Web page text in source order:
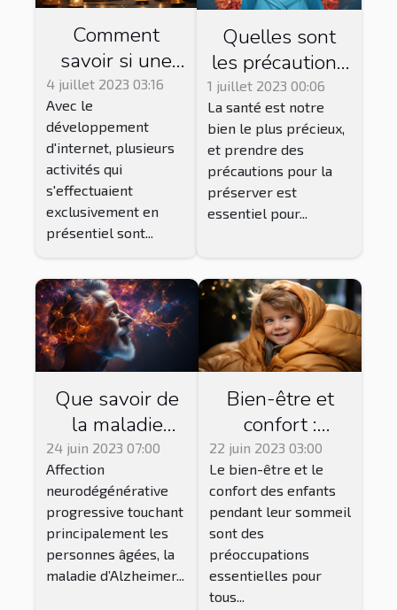
Comment
savoir si une
voyante en
ligne est fiable
?
4 juillet 2023 03:16
Avec le
développement
d'internet, plusieurs
activités qui
s'effectuaient
exclusivement en
présentiel sont...
Quelles sont
les précautions
à prendre pour
rester
continuellement
en bonne santé
?
1 juillet 2023 00:06
La santé est notre
bien le plus précieux,
et prendre des
précautions pour la
préserver est
essentiel pour...
Que savoir de
la maladie
d'Alzheimer et
des traitements
disponibles ?
24 juin 2023 07:00
Affection
neurodégénérative
progressive touchant
principalement les
personnes âgées, la
maladie d’Alzheimer...
Bien-être et
confort :
l'importance de
la gigoteuse
pour votre
enfant et
jusqu'à quel
âge l'utiliser
22 juin 2023 03:00
Le bien-être et le
confort des enfants
pendant leur sommeil
sont des
préoccupations
essentielles pour
tous...